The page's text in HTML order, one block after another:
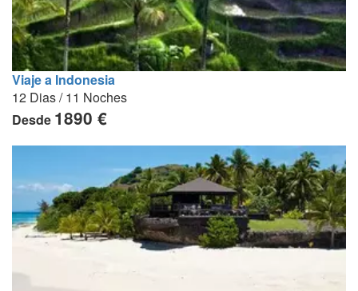
Viaje a Indonesia
12 Dias / 11 Noches
Desde 1890 €